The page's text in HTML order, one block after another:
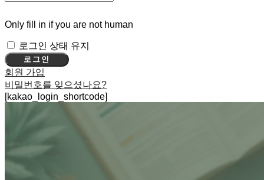
Only fill in if you are not human
로그인 상태 유지
회원 가입
비밀번호를 잊으셨나요?
[kakao_login_shortcode]